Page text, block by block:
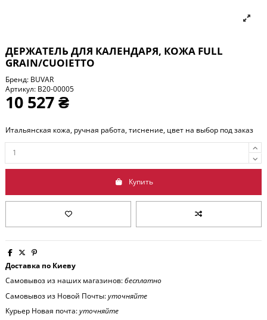
ДЕРЖАТЕЛЬ ДЛЯ КАЛЕНДАРЯ, КОЖА FULL
GRAIN/CUOIETTO
Бренд: BUVAR
Артикул: B20-00005
10 527 ₴
Итальянская кожа, ручная работа, тиснение, цвет на выбор под заказ
Купить
Доставка по Киеву
Самовывоз из наших магазинов:бесплатно
Самовывоз из Новой Почты:уточняйте
Курьер Новая почта:уточняйте